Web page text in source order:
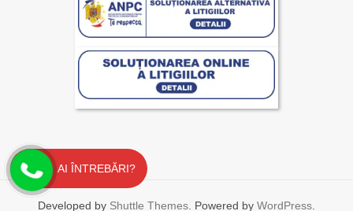
Developed by Shuttle Themes. Powered by WordPress.
AI ÎNTREBĂRI?